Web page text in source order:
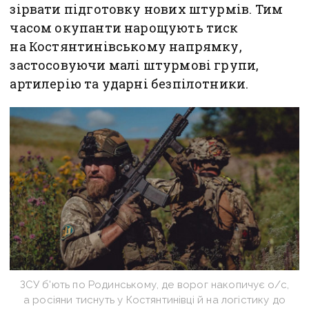
зірвати підготовку нових штурмів. Тим
часом окупанти нарощують тиск
на Костянтинівському напрямку,
застосовуючи малі штурмові групи,
артилерію та ударні безпілотники.
ЗСУ б'ють по Родинському, де ворог накопичує о/с,
а росіяни тиснуть у Костянтинівці й на логістику до